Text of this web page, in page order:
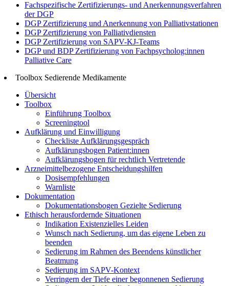
Fachspezifische Zertifizierungs- und Anerkennungsverfahren
der DGP
DGP Zertifizierung und Anerkennung von Palliativstationen
DGP Zertifizierung von Palliativdiensten
DGP Zertifizierung von SAPV-KJ-Teams
DGP und BDP Zertifizierung von Fachpsycholog:innen
Palliative Care
Toolbox Sedierende Medikamente
Übersicht
Toolbox
Einführung Toolbox
Screeningtool
Aufklärung und Einwilligung
Checkliste Aufklärungsgespräch
Aufklärungsbogen Patient:innen
Aufklärungsbogen für rechtlich Vertretende
Arzneimittelbezogene Entscheidungshilfen
Dosisempfehlungen
Warnliste
Dokumentation
Dokumentationsbogen Gezielte Sedierung
Ethisch herausfordernde Situationen
Indikation Existenzielles Leiden
Wunsch nach Sedierung, um das eigene Leben zu
beenden
Sedierung im Rahmen des Beendens künstlicher
Beatmung
Sedierung im SAPV-Kontext
Verringern der Tiefe einer begonnenen Sedierung